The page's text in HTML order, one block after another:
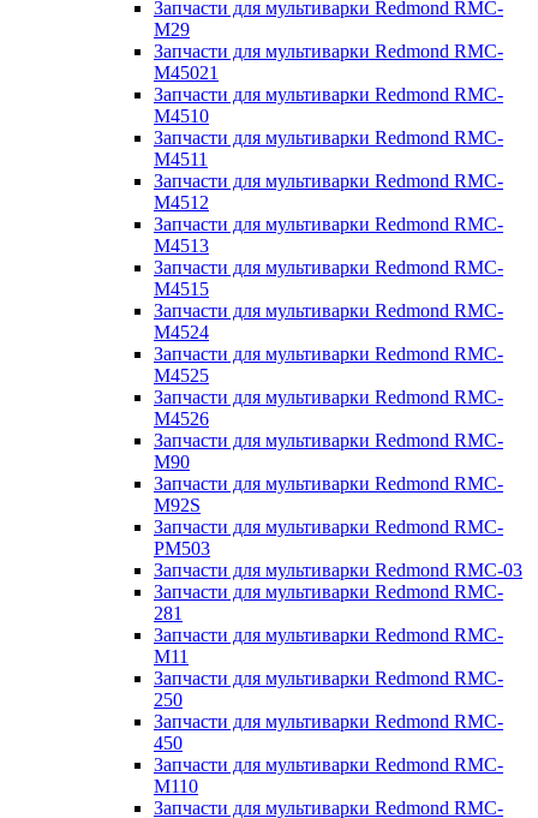
Запчасти для мультиварки Redmond RMC-
M29
Запчасти для мультиварки Redmond RMC-
M45021
Запчасти для мультиварки Redmond RMC-
M4510
Запчасти для мультиварки Redmond RMC-
M4511
Запчасти для мультиварки Redmond RMC-
M4512
Запчасти для мультиварки Redmond RMC-
M4513
Запчасти для мультиварки Redmond RMC-
M4515
Запчасти для мультиварки Redmond RMC-
M4524
Запчасти для мультиварки Redmond RMC-
M4525
Запчасти для мультиварки Redmond RMC-
M4526
Запчасти для мультиварки Redmond RMC-
M90
Запчасти для мультиварки Redmond RMC-
M92S
Запчасти для мультиварки Redmond RMC-
PM503
Запчасти для мультиварки Redmond RMC-03
Запчасти для мультиварки Redmond RMC-
281
Запчасти для мультиварки Redmond RMC-
M11
Запчасти для мультиварки Redmond RMC-
250
Запчасти для мультиварки Redmond RMC-
450
Запчасти для мультиварки Redmond RMC-
M110
Запчасти для мультиварки Redmond RMC-